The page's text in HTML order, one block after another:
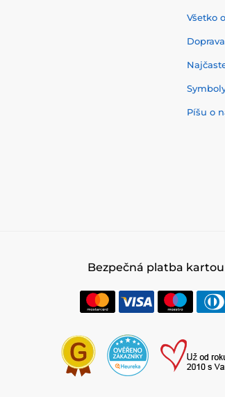
Všetko
Píšu o
Bezpečná platba kartou